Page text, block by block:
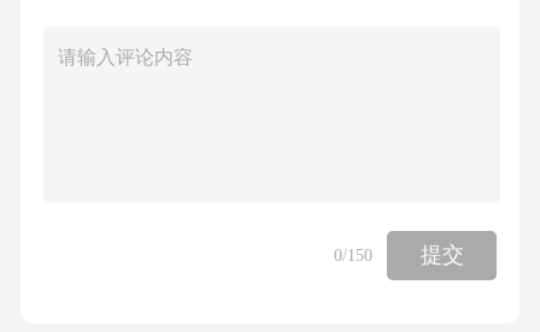
验可推论出自然事实的存在，则从道德理论被
用，因为道德具有心灵依赖性。但难以否认的
是，自然观察也受视力、记忆力、担忧、期
0/150 提交